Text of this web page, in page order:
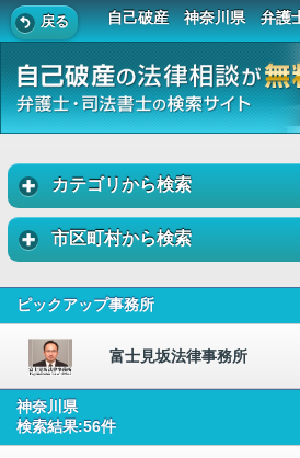
戻る 自己破産 神奈川県 弁護
カテゴリから検索
市区町村から検索
ピックアップ事務所
富士見坂法律事務所
神奈川県
検索結果:56件